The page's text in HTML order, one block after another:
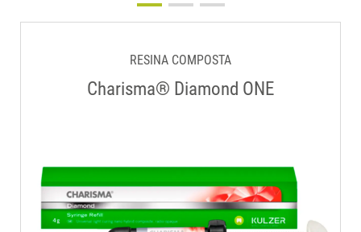
RESINA COMPOSTA
Charisma® Diamond ONE